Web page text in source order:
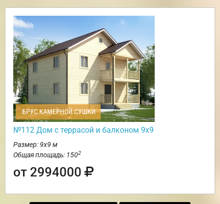
БРУС КАМЕРНОЙ СУШКИ
№112 Дом с террасой и балконом 9х9
Размер: 9х9 м
Общая площадь: 1502
от 2994000